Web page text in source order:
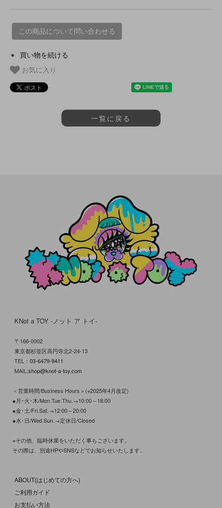
この商品について問い合わせる
買い物を続ける
お気に入り
一覧に戻る
KNot a TOY -ノット ア トイ-
〒166-0002
東京都杉並区高円寺北2-24-13
TEL： 03-6479-9411
MAIL:shop@knot-a-toy.com
＜営業時間/Business Hours＞(※2025年4月改定)
●月･火･木/Mon.Tue.Thu.→10:00～18:00
●金･土/Fri.Sat.→12:00～20:00
●水･日/Wed.Sun.→定休日/Closed
※その他、臨時休業をいただく事もございます。
その際は、別途HPやSNSなどでお知らせいたします。
ABOUT(はじめての方へ)
ご利用ガイド
お支払い方法